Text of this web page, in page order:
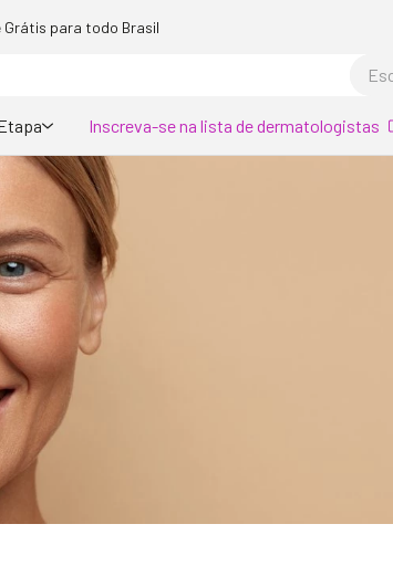
Grátis para todo Brasil
Inscreva-se na lista de dermatologistas